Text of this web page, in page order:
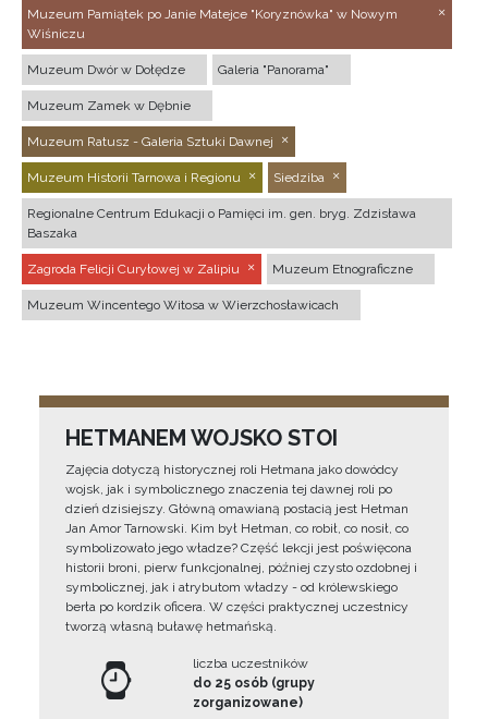
Muzeum Pamiątek po Janie Matejce "Koryznówka" w Nowym
Wiśniczu
Muzeum Dwór w Dołędze Galeria "Panorama"
Muzeum Zamek w Dębnie
Muzeum Ratusz - Galeria Sztuki Dawnej
Muzeum Historii Tarnowa i Regionu Siedziba
Regionalne Centrum Edukacji o Pamięci im. gen. bryg. Zdzisława
Baszaka
Zagroda Felicji Curyłowej w Zalipiu Muzeum Etnograficzne
Muzeum Wincentego Witosa w Wierzchosławicach
HETMANEM WOJSKO STOI
Zajęcia dotyczą historycznej roli Hetmana jako dowódcy
wojsk, jak i symbolicznego znaczenia tej dawnej roli po
dzień dzisiejszy. Główną omawianą postacią jest Hetman
Jan Amor Tarnowski. Kim był Hetman, co robił, co nosił, co
symbolizowało jego władze? Część lekcji jest poświęcona
historii broni, pierw funkcjonalnej, później czysto ozdobnej i
symbolicznej, jak i atrybutom władzy - od królewskiego
berła po kordzik oficera. W części praktycznej uczestnicy
tworzą własną buławę hetmańską.
liczba uczestników
do 25 osób (grupy
zorganizowane)